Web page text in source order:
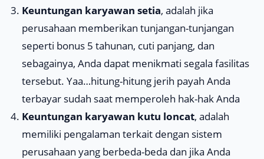
Keuntungan karyawan setia, adalah jika
perusahaan memberikan tunjangan-tunjangan
seperti bonus 5 tahunan, cuti panjang, dan
sebagainya, Anda dapat menikmati segala fasilitas
tersebut. Yaa…hitung-hitung jerih payah Anda
terbayar sudah saat memperoleh hak-hak Anda
Keuntungan karyawan kutu loncat, adalah
memiliki pengalaman terkait dengan sistem
perusahaan yang berbeda-beda dan jika Anda